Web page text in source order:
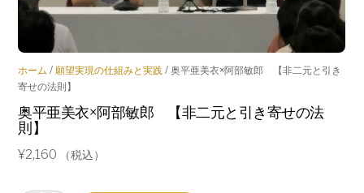
ホーム / 願望実現の仕組みと実践 / 奥平亜美衣×阿部敏郎 【非二元と引き
寄せの法則】
奥平亜美衣×阿部敏郎 【非二元と引き寄せの法
則】
¥2,160 （税込）